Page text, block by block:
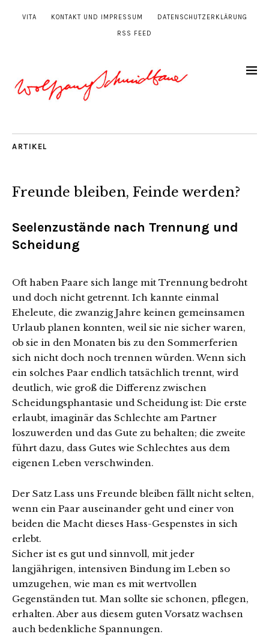
VITA KONTAKT UND IMPRESSUM DATENSCHUTZERKLÄRUNG
RSS FEED
ARTIKEL
Freunde bleiben, Feinde werden?
Seelenzustände nach Trennung und
Scheidung
Oft haben Paare sich lange mit Trennung bedroht
und doch nicht getrennt. Ich kannte einmal
Eheleute, die zwanzig Jahre keinen gemeinsamen
Urlaub planen konnten, weil sie nie sicher waren,
ob sie in den Monaten bis zu den Sommerferien
sich nicht doch noch trennen würden. Wenn sich
ein solches Paar endlich tatsächlich trennt, wird
deutlich, wie groß die Differenz zwischen
Scheidungsphantasie und Scheidung ist: Die erste
erlaubt, imaginär das Schlechte am Partner
loszuwerden und das Gute zu behalten; die zweite
führt dazu, dass Gutes wie Schlechtes aus dem
eigenen Leben verschwinden.
Der Satz Lass uns Freunde bleiben fällt nicht selten,
wenn ein Paar auseinander geht und einer von
beiden die Macht dieses Hass-Gespenstes in sich
erlebt.
Sicher ist es gut und sinnvoll, mit jeder
langjährigen, intensiven Bindung im Leben so
umzugehen, wie man es mit wertvollen
Gegenständen tut. Man sollte sie schonen, pflegen,
erhalten. Aber aus diesem guten Vorsatz wachsen
auch bedenkliche Spannungen.